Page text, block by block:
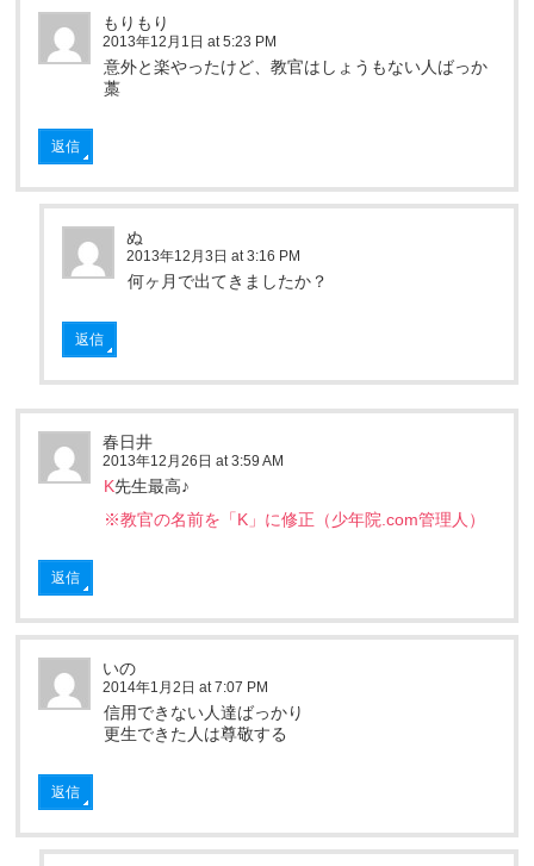
もりもり
2013年12月1日 at 5:23 PM
意外と楽やったけど、教官はしょうもない人ばっか
藁
返信
ぬ
2013年12月3日 at 3:16 PM
何ヶ月で出てきましたか？
返信
春日井
2013年12月26日 at 3:59 AM
K先生最高♪
※教官の名前を「K」に修正（少年院.com管理人）
返信
いの
2014年1月2日 at 7:07 PM
信用できない人達ばっかり
更生できた人は尊敬する
返信